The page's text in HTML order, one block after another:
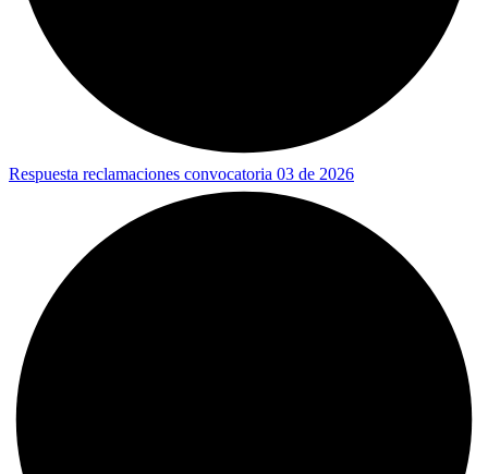
Respuesta reclamaciones convocatoria 03 de 2026